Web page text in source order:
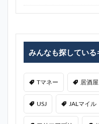
みんなも探している
Tマネー 居酒屋
USJ JALマイル